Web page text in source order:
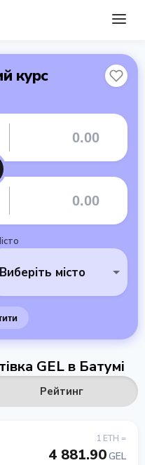
курс
Виберіть місто
GEL в Батумі
Рейтинг
1 ETH =
4 881.90GEL